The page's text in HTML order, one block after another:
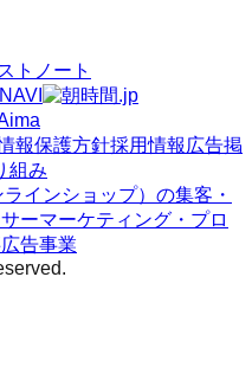
報保護方針採用情報 広告掲
組み
インショップ）の集客・
ーマーケティング・プロ
告事業